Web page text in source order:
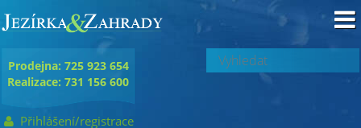
Prodejna: 725 923 654
Realizace: 731 156 600
Přihlášení/registrace